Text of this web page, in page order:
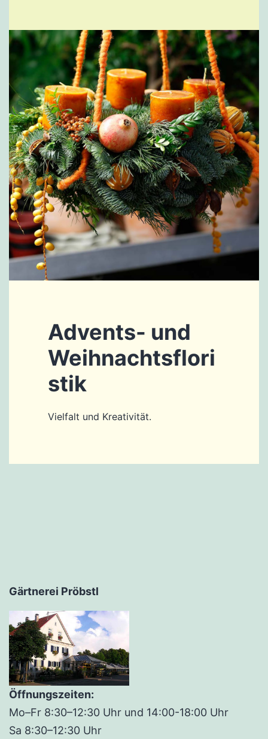
Advents- und
Weihnachtsflori
stik
Vielfalt und Kreativität.
Gärtnerei Pröbstl
Öffnungszeiten:
Mo–Fr 8:30–12:30 Uhr und 14:00-18:00 Uhr
Sa 8:30–12:30 Uhr